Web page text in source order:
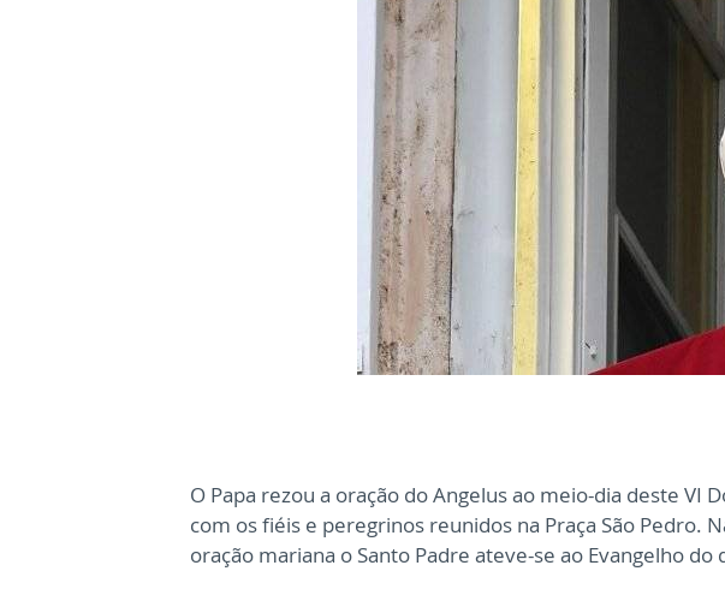
O Papa rezou a oração do Angelus ao meio-dia deste VI
com os fiéis e peregrinos reunidos na Praça São Pedro.
oração mariana o Santo Padre ateve-se ao Evangelho do